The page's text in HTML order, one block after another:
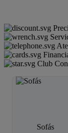
Club
Sofás